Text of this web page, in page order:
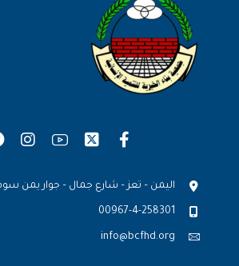
اليمن – تعز – شارع جمال – جوار يمن
00967-4-258301
info@bcfhd.org